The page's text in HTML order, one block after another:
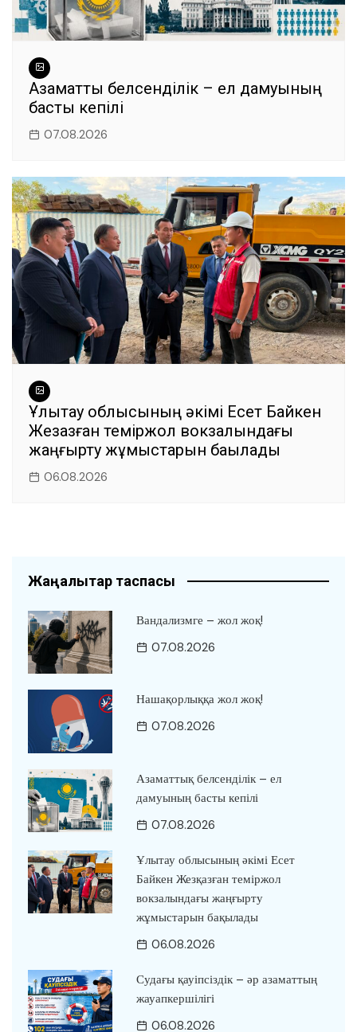
Азаматтық белсенділік – ел дамуының
басты кепілі
07.08.2026
Ұлытау облысының әкімі Есет Байкен
Жезқазған теміржол вокзалындағы
жаңғырту жұмыстарын бақылады
06.08.2026
Жаңалықтар таспасы
Вандализмге – жол жоқ!
07.08.2026
Нашақорлыққа жол жоқ!
07.08.2026
Азаматтық белсенділік – ел
дамуының басты кепілі
07.08.2026
Ұлытау облысының әкімі Есет
Байкен Жезқазған теміржол
вокзалындағы жаңғырту
жұмыстарын бақылады
06.08.2026
Судағы қауіпсіздік – әр азаматтың
жауапкершілігі
06.08.2026